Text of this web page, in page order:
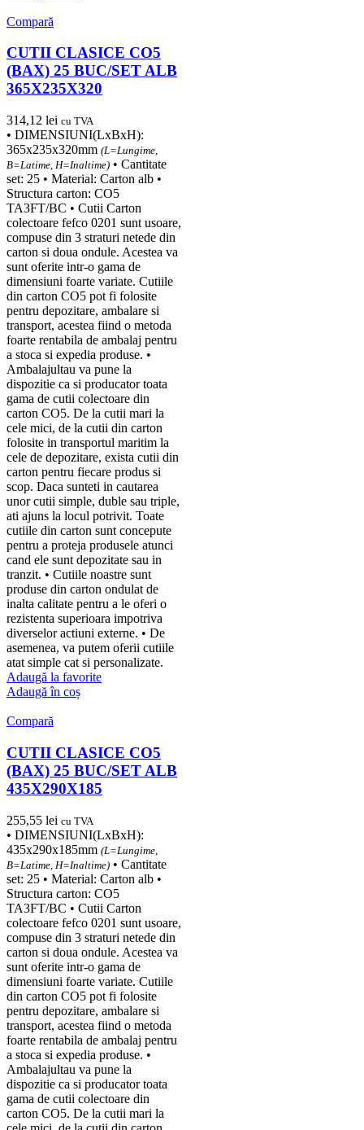
Compară
CUTII CLASICE CO5
(BAX) 25 BUC/SET ALB
365X235X320
314,12 lei cu TVA
• DIMENSIUNI(LxBxH):
365x235x320mm (L=Lungime,
B=Latime, H=Inaltime) • Cantitate
set: 25 • Material: Carton alb •
Structura carton: CO5
TA3FT/BC • Cutii Carton
colectoare fefco 0201 sunt usoare,
compuse din 3 straturi netede din
carton si doua ondule. Acestea va
sunt oferite intr-o gama de
dimensiuni foarte variate. Cutiile
din carton CO5 pot fi folosite
pentru depozitare, ambalare si
transport, acestea fiind o metoda
foarte rentabila de ambalaj pentru
a stoca si expedia produse. •
Ambalajultau va pune la
dispozitie ca si producator toata
gama de cutii colectoare din
carton CO5. De la cutii mari la
cele mici, de la cutii din carton
folosite in transportul maritim la
cele de depozitare, exista cutii din
carton pentru fiecare produs si
scop. Daca sunteti in cautarea
unor cutii simple, duble sau triple,
ati ajuns la locul potrivit. Toate
cutiile din carton sunt concepute
pentru a proteja produsele atunci
cand ele sunt depozitate sau in
tranzit. • Cutiile noastre sunt
produse din carton ondulat de
inalta calitate pentru a le oferi o
rezistenta superioara impotriva
diverselor actiuni externe. • De
asemenea, va putem oferii cutiile
atat simple cat si personalizate.
Adaugă la favorite
Adaugă în coș
Compară
CUTII CLASICE CO5
(BAX) 25 BUC/SET ALB
435X290X185
255,55 lei cu TVA
• DIMENSIUNI(LxBxH):
435x290x185mm (L=Lungime,
B=Latime, H=Inaltime) • Cantitate
set: 25 • Material: Carton alb •
Structura carton: CO5
TA3FT/BC • Cutii Carton
colectoare fefco 0201 sunt usoare,
compuse din 3 straturi netede din
carton si doua ondule. Acestea va
sunt oferite intr-o gama de
dimensiuni foarte variate. Cutiile
din carton CO5 pot fi folosite
pentru depozitare, ambalare si
transport, acestea fiind o metoda
foarte rentabila de ambalaj pentru
a stoca si expedia produse. •
Ambalajultau va pune la
dispozitie ca si producator toata
gama de cutii colectoare din
carton CO5. De la cutii mari la